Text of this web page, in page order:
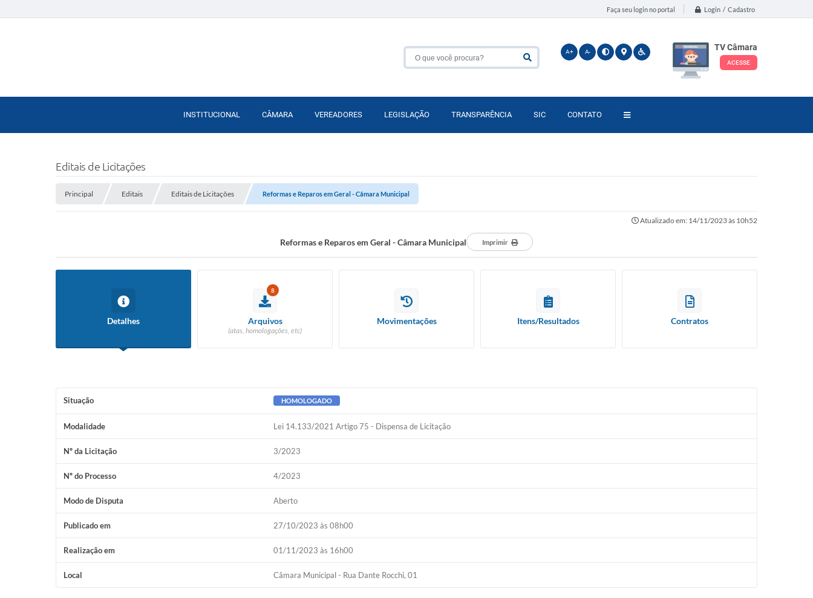
Faça seu login no portal Login / Cadastro
A+ A- TV Câmara
ACESSE
INSTITUCIONAL CÂMARA VEREADORES LEGISLAÇÃO TRANSPARÊNCIA SIC CONTATO
Editais de Licitações
Principal Editais Editais de Licitações Reformas e Reparos em Geral - Câmara Municipal
Atualizado em: 14/11/2023 às 10h52
Reformas e Reparos em Geral - Câmara Municipal Imprimir
Detalhes
8
Arquivos
(atas, homologações, etc)
Movimentações Itens/Resultados Contratos
Situação HOMOLOGADO
Modalidade Lei 14.133/2021 Artigo 75 - Dispensa de Licitação
Nº da Licitação 3/2023
Nº do Processo 4/2023
Modo de Disputa Aberto
Publicado em 27/10/2023 às 08h00
Realização em 01/11/2023 às 16h00
Local Câmara Municipal - Rua Dante Rocchi, 01